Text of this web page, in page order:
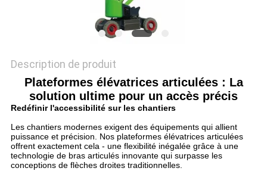
CONFIDENTIALITÉ
Description de produit
Plateformes élévatrices articulées : La
solution ultime pour un accès précis
Redéfinir l'accessibilité sur les chantiers
Les chantiers modernes exigent des équipements qui allient
puissance et précision. Nos plateformes élévatrices articulées
offrent exactement cela - une flexibilité inégalée grâce à une
technologie de bras articulés innovante qui surpasse les
conceptions de flèches droites traditionnelles.